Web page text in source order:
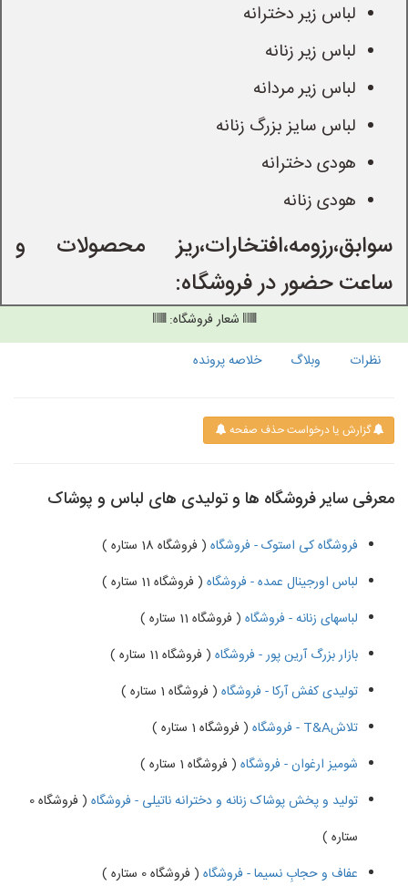
لباس زیر دخترانه
لباس زیر زنانه
لباس زیر مردانه
لباس سایز بزرگ زنانه
هودی دخترانه
هودی زنانه
سوابق،رزومه،افتخارات،ریز محصولات و
ساعت حضور در فروشگاه:
شعار فروشگاه:
نظرات
وبلاگ خلاصه پرونده
گزارش یا درخواست حذف صفحه
معرفی سایر فروشگاه ها و تولیدی های لباس و پوشاک
فروشگاه کی استوک - فروشگاه ( فروشگاه 18 ستاره )
لباس اورجینال عمده - فروشگاه ( فروشگاه 11 ستاره )
لباسهای زنانه - فروشگاه ( فروشگاه 11 ستاره )
بازار بزرگ آرین پور - فروشگاه ( فروشگاه 11 ستاره )
تولیدی کفش آرکا - فروشگاه ( فروشگاه 1 ستاره )
تلاشT&A - فروشگاه
( فروشگاه 1 ستاره )
شومیز ارغوان - فروشگاه ( فروشگاه 1 ستاره )
تولید و پخش پوشاک زنانه و دخترانه ناتیلی - فروشگاه
( فروشگاه 0
ستاره )
عفاف و حجابِ نسیما - فروشگاه ( فروشگاه 0 ستاره )